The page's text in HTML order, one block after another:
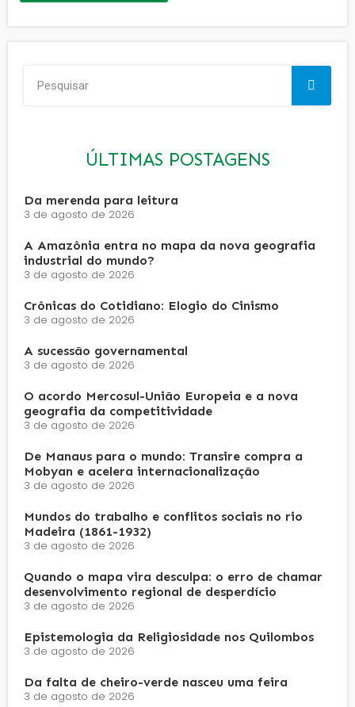
ÚLTIMAS POSTAGENS
Da merenda para leitura
3 de agosto de 2026
A Amazônia entra no mapa da nova geografia
industrial do mundo?
3 de agosto de 2026
Crônicas do Cotidiano: Elogio do Cinismo
3 de agosto de 2026
A sucessão governamental
3 de agosto de 2026
O acordo Mercosul-União Europeia e a nova
geografia da competitividade
3 de agosto de 2026
De Manaus para o mundo: Transire compra a
Mobyan e acelera internacionalização
3 de agosto de 2026
Mundos do trabalho e conflitos sociais no rio
Madeira (1861-1932)
3 de agosto de 2026
Quando o mapa vira desculpa: o erro de chamar
desenvolvimento regional de desperdício
3 de agosto de 2026
Epistemologia da Religiosidade nos Quilombos
3 de agosto de 2026
Da falta de cheiro-verde nasceu uma feira
3 de agosto de 2026